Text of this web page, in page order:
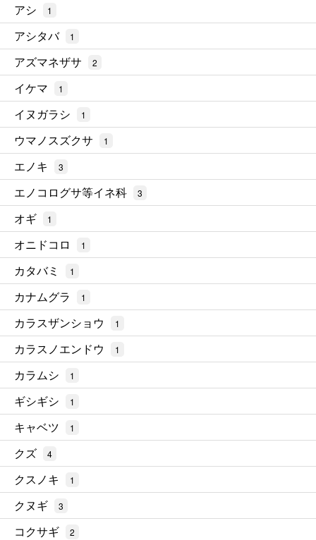
アシ 1
アシタバ 1
アズマネザサ 2
イケマ 1
イヌガラシ 1
ウマノスズクサ 1
エノキ 3
エノコログサ等イネ科 3
オギ 1
オニドコロ 1
カタバミ 1
カナムグラ 1
カラスザンショウ 1
カラスノエンドウ 1
カラムシ 1
ギシギシ 1
キャベツ 1
クズ 4
クスノキ 1
クヌギ 3
コクサギ 2